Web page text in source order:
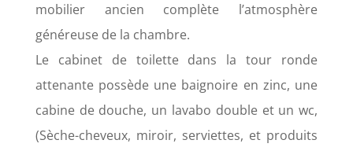
mobilier ancien complète l’atmosphère
généreuse de la chambre.
Le cabinet de toilette dans la tour ronde
attenante possède une baignoire en zinc, une
cabine de douche, un lavabo double et un wc,
(Sèche-cheveux, miroir, serviettes, et produits